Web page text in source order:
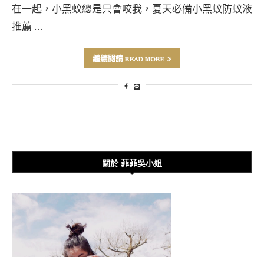
在一起，小黑蚊總是只會咬我，夏天必備小黑蚊防蚊液
推薦 …
繼續閱讀 READ MORE
關於 菲菲吳小姐